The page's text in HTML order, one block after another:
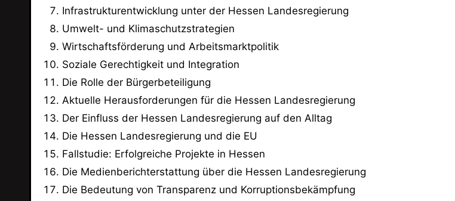
Infrastrukturentwicklung unter der Hessen Landesregierung
Umwelt- und Klimaschutzstrategien
Wirtschaftsförderung und Arbeitsmarktpolitik
Soziale Gerechtigkeit und Integration
Die Rolle der Bürgerbeteiligung
Aktuelle Herausforderungen für die Hessen Landesregierung
Der Einfluss der Hessen Landesregierung auf den Alltag
Die Hessen Landesregierung und die EU
Fallstudie: Erfolgreiche Projekte in Hessen
Die Medienberichterstattung über die Hessen Landesregierung
Die Bedeutung von Transparenz und Korruptionsbekämpfung